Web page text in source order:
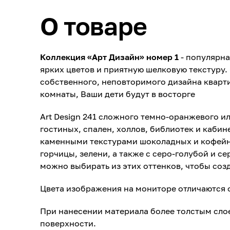
О товаре
Коллекция «Арт Дизайн» номер 1 -
ярких цветов и приятную шелковую
собственного, неповторимого дизайна
комнаты, Ваши дети будут в восторге
Art Design 241 сложного темно-оранжевого
гостиных, спален, холлов, библиотек и
каменными текстурами шоколадных и
горчицы, зелени, а также с серо-голубой и
можно выбирать из этих оттенков, чтобы
Цвета изображения на мониторе отличаются
При нанесении материала более толстым
поверхности.